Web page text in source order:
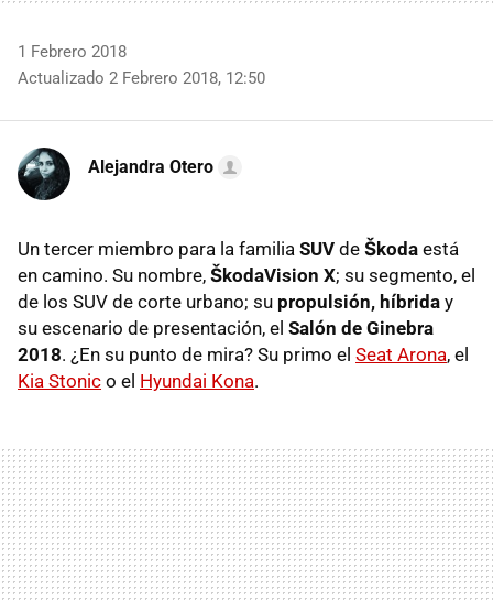
1 Febrero 2018
Actualizado 2 Febrero 2018, 12:50
Alejandra Otero
Un tercer miembro para la familia SUV de Škoda está
en camino. Su nombre, ŠkodaVision X; su segmento, el
de los SUV de corte urbano; su propulsión, híbrida y
su escenario de presentación, el Salón de Ginebra
2018. ¿En su punto de mira? Su primo el Seat Arona, el
Kia Stonic o el Hyundai Kona.